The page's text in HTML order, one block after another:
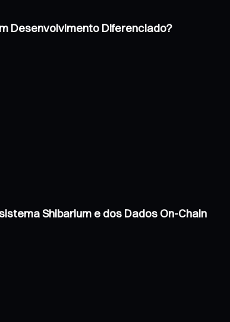
Desenvolvimento Diferenciado?
Shibarium e dos Dados On-Chain